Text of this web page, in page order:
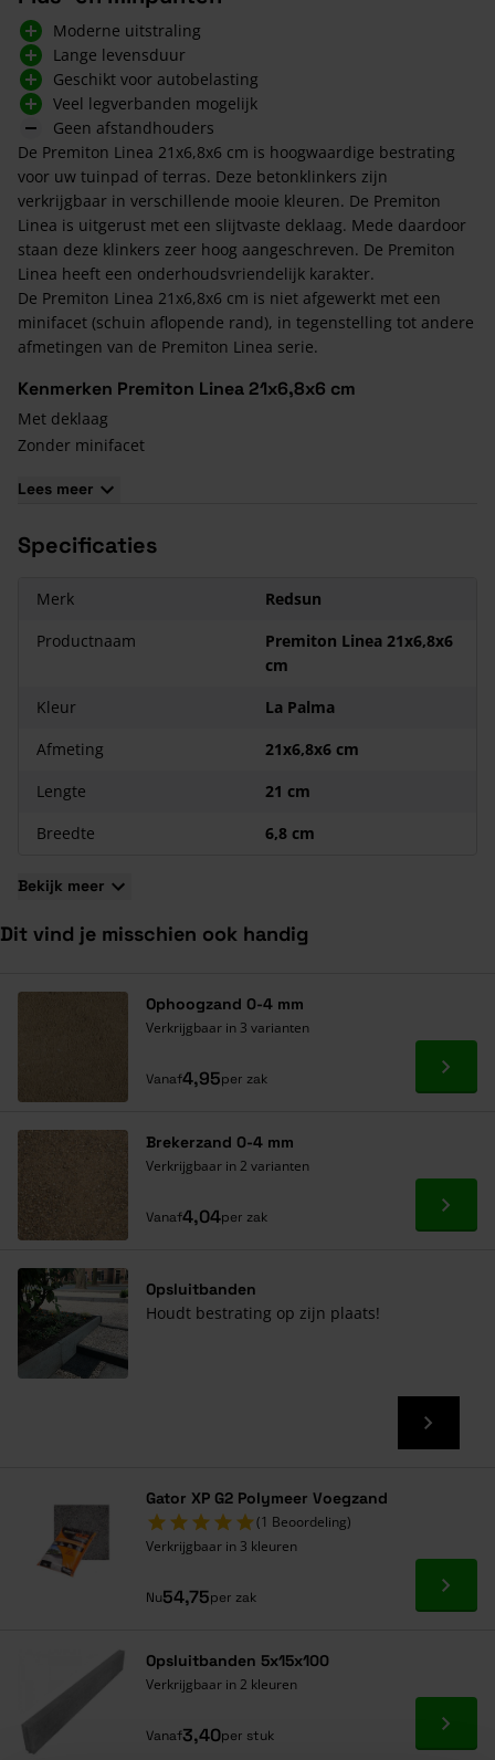
Moderne uitstraling
Lange levensduur
Geschikt voor autobelasting
Veel legverbanden mogelijk
Geen afstandhouders
De Premiton Linea 21x6,8x6 cm is hoogwaardige bestrating
voor uw tuinpad of terras. Deze betonklinkers zijn
verkrijgbaar in verschillende mooie kleuren. De Premiton
Linea is uitgerust met een slijtvaste deklaag. Mede daardoor
staan deze klinkers zeer hoog aangeschreven. De Premiton
Linea heeft een onderhoudsvriendelijk karakter.
De Premiton Linea 21x6,8x6 cm is niet afgewerkt met een
minifacet (schuin aflopende rand), in tegenstelling tot andere
afmetingen van de Premiton Linea serie.
Kenmerken Premiton Linea 21x6,8x6 cm
Met deklaag
Zonder minifacet
Geschikt voor tuinpad of terras
Lees meer
Specificaties
Merk
Redsun
Productnaam
Premiton Linea 21x6,8x6
cm
Kleur
La Palma
Afmeting
21x6,8x6 cm
Lengte
21 cm
Breedte
6,8 cm
Bekijk meer
Dit vind je misschien ook handig
Ophoogzand 0-4 mm
Verkrijgbaar in 3 varianten
Vanaf4,95per zak Ga
Brekerzand 0-4 mm
Verkrijgbaar in 2 varianten
Vanaf4,04per zak Ga
Opsluitbanden
Houdt bestrating op zijn plaats!
Gator XP G2 Polymeer Voegzand
(1 Beoordeling)
Verkrijgbaar in 3 kleuren
Nu54,75per zak Ga
Opsluitbanden 5x15x100
Verkrijgbaar in 2 kleuren
Vanaf3,40per stuk Ga